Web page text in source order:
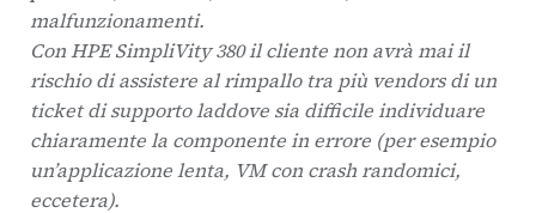
malfunzionamenti.
Con HPE SimpliVity 380 il cliente non avrà mai il
rischio di assistere al rimpallo tra più vendors di un
ticket di supporto laddove sia difficile individuare
chiaramente la componente in errore (per esempio
un’applicazione lenta, VM con crash randomici,
eccetera).